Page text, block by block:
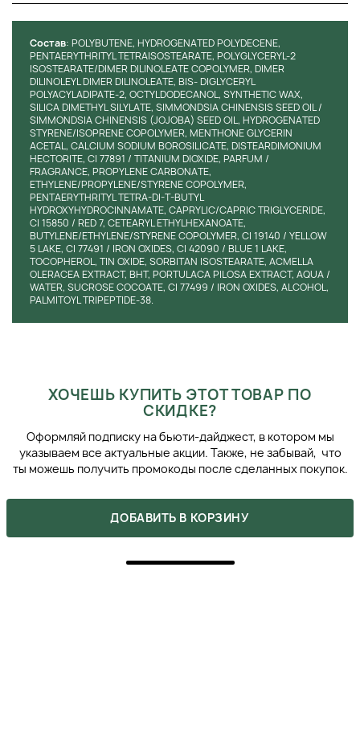
помощью аппликатора.
Для более интенсивного цвета и блеска нанесите
несколько слоев продукта.
Советы профессионалов:
Перед использованием блеска убедитесь, что губы
сухие и чистые.
Для максимального увлажнения и питания губ
использовать в сочетании с уходовыми бальзамами
или масками.
Инструкция по хранению:Храните блеск-уход от
Instytutum в прохладном и сухом месте, вдали от прямых
солнечных лучей. Перед использованием убедитесь, что
крышка плотно закрыта, чтобы избежать высыхания
продукта.
Состав: POLYBUTENE, HYDROGENATED POLYDECENE,
PENTAERYTHRITYL TETRAISOSTEARATE, POLYGLYCERYL-2
ISOSTEARATE/DIMER DILINOLEATE COPOLYMER, DIMER
DILINOLEYL DIMER DILINOLEATE, BIS- DIGLYCERYL
POLYACYLADIPATE-2, OCTYLDODECANOL, SYNTHETIC WAX,
SILICA DIMETHYL SILYLATE, SIMMONDSIA CHINENSIS SEED OIL /
SIMMONDSIA CHINENSIS (JOJOBA) SEED OIL, HYDROGENATED
STYRENE/ISOPRENE COPOLYMER, MENTHONE GLYCERIN
ACETAL, CALCIUM SODIUM BOROSILICATE, DISTEARDIMONIUM
HECTORITE, CI 77891 / TITANIUM DIOXIDE, PARFUM /
FRAGRANCE, PROPYLENE CARBONATE,
ETHYLENE/PROPYLENE/STYRENE COPOLYMER,
PENTAERYTHRITYL TETRA-DI-T-BUTYL
HYDROXYHYDROCINNAMATE, CAPRYLIC/CAPRIC TRIGLYCERIDE,
CI 15850 / RED 7, CETEARYL ETHYLHEXANOATE,
BUTYLENE/ETHYLENE/STYRENE COPOLYMER, CI 19140 / YELLOW
5 LAKE, CI 77491 / IRON OXIDES, CI 42090 / BLUE 1 LAKE,
TOCOPHEROL, TIN OXIDE, SORBITAN ISOSTEARATE, ACMELLA
OLERACEA EXTRACT, BHT, PORTULACA PILOSA EXTRACT, AQUA /
WATER, SUCROSE COCOATE, CI 77499 / IRON OXIDES, ALCOHOL,
PALMITOYL TRIPEPTIDE-38.
ХОЧЕШЬ КУПИТЬ ЭТОТ ТОВАР ПО
СКИДКЕ?
Оформляй подписку на бьюти-дайджест, в котором мы
указываем все актуальные акции. Также, не забывай, что
ты можешь получить промокоды после сделанных покупок.
ДОБАВИТЬ В КОРЗИНУ